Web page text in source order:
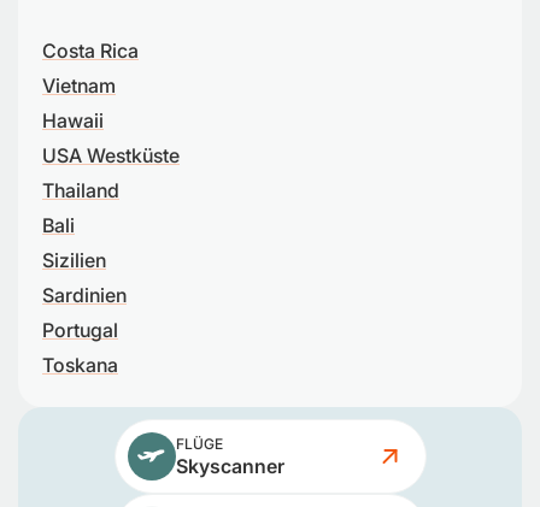
Costa Rica
Vietnam
Hawaii
USA Westküste
Thailand
Bali
Sizilien
Sardinien
Portugal
Toskana
FLÜGE
Skyscanner